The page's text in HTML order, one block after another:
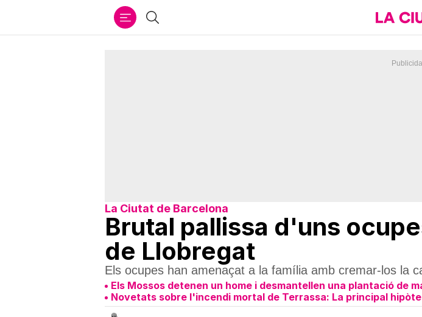
Cercar
La Ciutat de Barcelona
Brutal pallissa d'uns
de Llobregat
Els ocupes han amenaçat a la família amb cremar-los la
Els Mossos detenen un home i desmantellen una plantació de
Novetats sobre l'incendi mortal de Terrassa: La principal